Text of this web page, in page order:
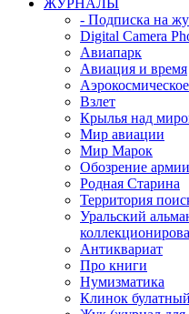
ЖУРНАЛЫ
- Подписка на
Digital Camera
Авиапарк
Авиация и время
Взлет
Крылья над
Мир авиации
Мир Марок
Обозрение
Родная Старина
Территория
Уральский
Антиквариат
Про книги
Нумизматика
Клинок булатный